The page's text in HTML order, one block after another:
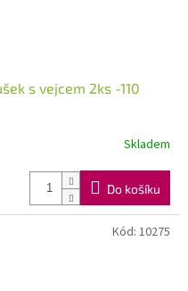
s vejcem 2ks -110
Skladem
Do košíku
Kód: 10275